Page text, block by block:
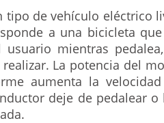
tipo de vehículo eléctrico
a una bicicleta
mientras
La potencia del
aumenta la
deje de pedalear o